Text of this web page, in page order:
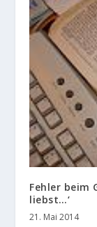
Fehler beim
liebst…‘
21. Mai 2014